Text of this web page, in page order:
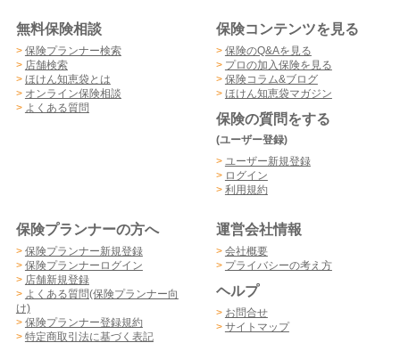
無料保険相談
> 保険プランナー検索
> 店舗検索
> ほけん知恵袋とは
> オンライン保険相談
> よくある質問
保険コンテンツを見る
> 保険のQ&Aを見る
> プロの加入保険を見る
> 保険コラム&ブログ
> ほけん知恵袋マガジン
保険の質問をする
(ユーザー登録)
> ユーザー新規登録
> ログイン
> 利用規約
保険プランナーの方へ
> 保険プランナー新規登録
> 保険プランナーログイン
> 店舗新規登録
> よくある質問(保険プランナー向
け)
> 保険プランナー登録規約
> 特定商取引法に基づく表記
運営会社情報
> 会社概要
> プライバシーの考え方
ヘルプ
> お問合せ
> サイトマップ